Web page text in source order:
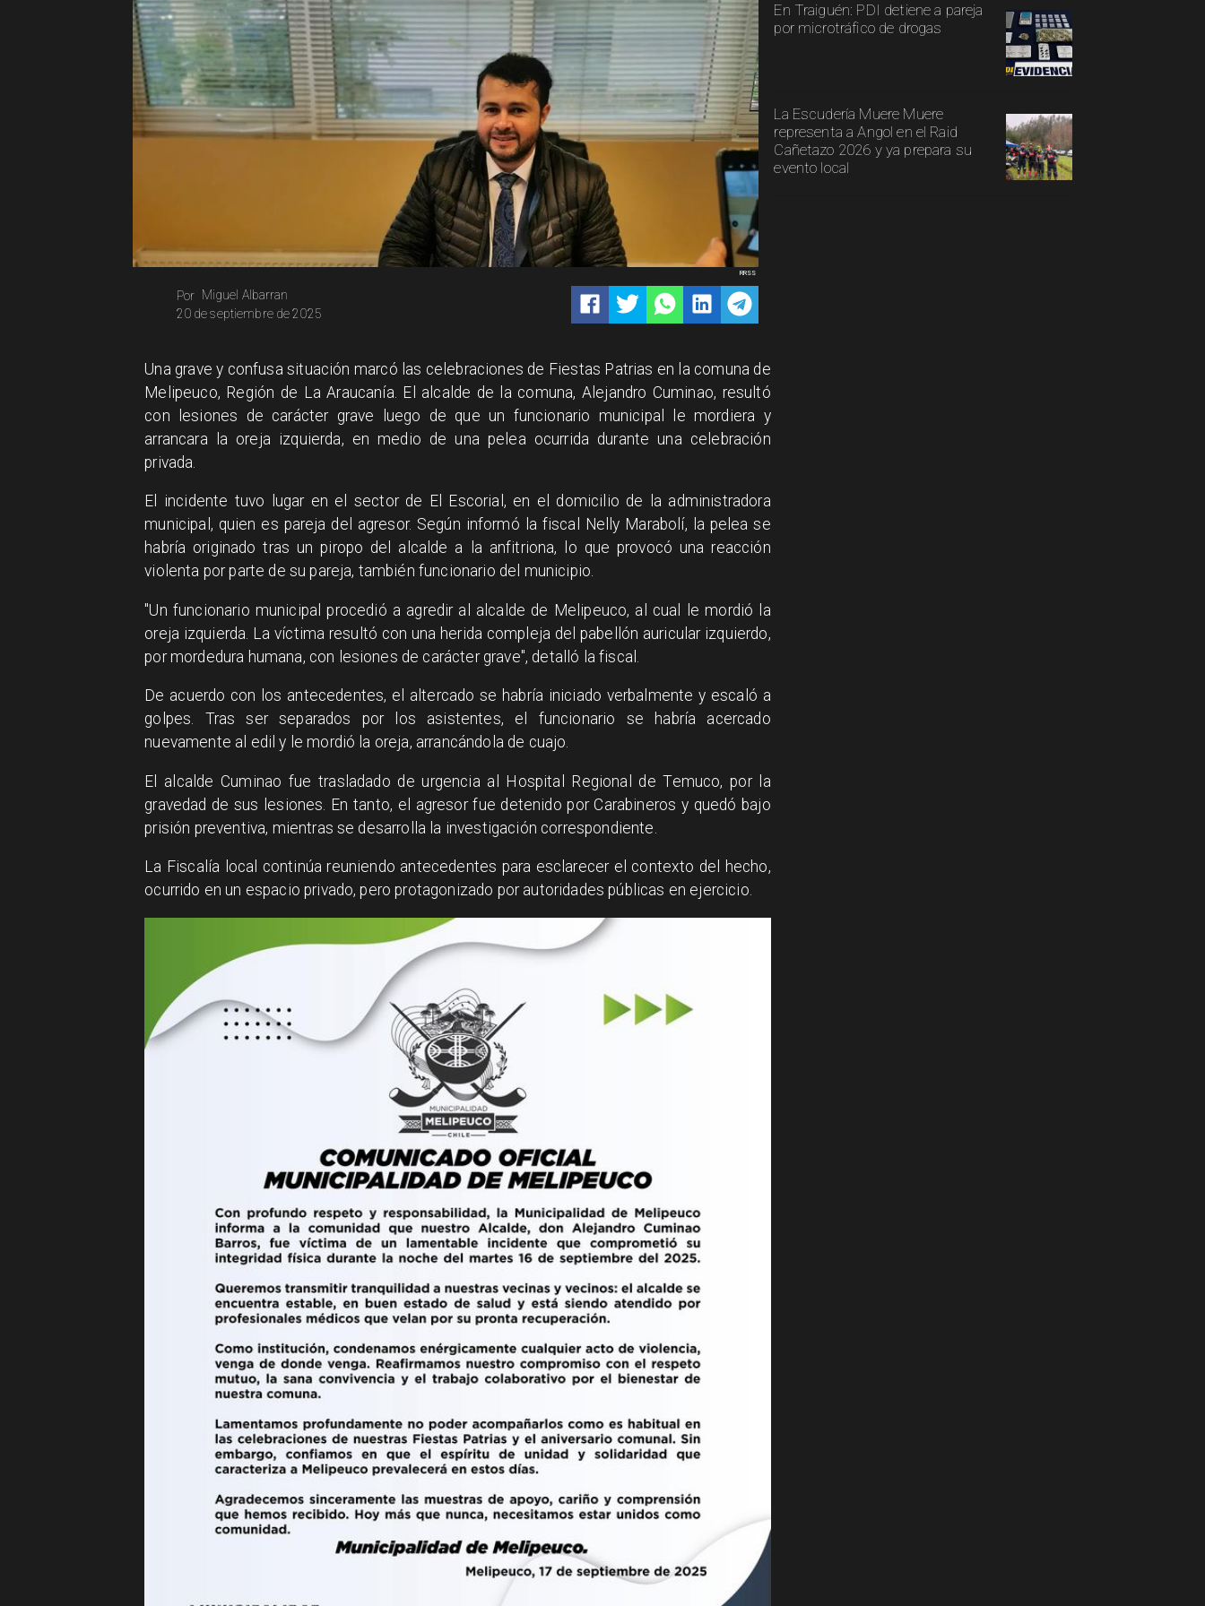
Miguel Albarran
Por
20 de septiembre de 2025
RRSS
En Traiguén: PDI detiene a pareja
por microtráfico de drogas
La Escudería Muere Muere
representa a Angol en el Raid
Cañetazo 2026 y ya prepara su
evento local
​Una grave y confusa situación marcó las celebraciones de Fiestas Patrias en la comuna de
Melipeuco, Región de La Araucanía. El alcalde de la comuna, Alejandro Cuminao, resultó
con lesiones de carácter grave luego de que un funcionario municipal le mordiera y
arrancara la oreja izquierda, en medio de una pelea ocurrida durante una celebración
privada.
​El incidente tuvo lugar en el sector de El Escorial, en el domicilio de la administradora
municipal, quien es pareja del agresor. Según informó la fiscal Nelly Marabolí, la pelea se
habría originado tras un piropo del alcalde a la anfitriona, lo que provocó una reacción
violenta por parte de su pareja, también funcionario del municipio.
​"Un funcionario municipal procedió a agredir al alcalde de Melipeuco, al cual le mordió la
oreja izquierda. La víctima resultó con una herida compleja del pabellón auricular izquierdo,
por mordedura humana, con lesiones de carácter grave", detalló la fiscal.
​De acuerdo con los antecedentes, el altercado se habría iniciado verbalmente y escaló a
golpes. Tras ser separados por los asistentes, el funcionario se habría acercado
nuevamente al edil y le mordió la oreja, arrancándola de cuajo.
​El alcalde Cuminao fue trasladado de urgencia al Hospital Regional de Temuco, por la
gravedad de sus lesiones. En tanto, el agresor fue detenido por Carabineros y quedó bajo
prisión preventiva, mientras se desarrolla la investigación correspondiente.
​La Fiscalía local continúa reuniendo antecedentes para esclarecer el contexto del hecho,
ocurrido en un espacio privado, pero protagonizado por autoridades públicas en ejercicio.